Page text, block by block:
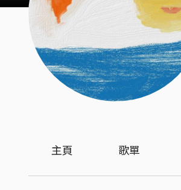
主頁 歌單